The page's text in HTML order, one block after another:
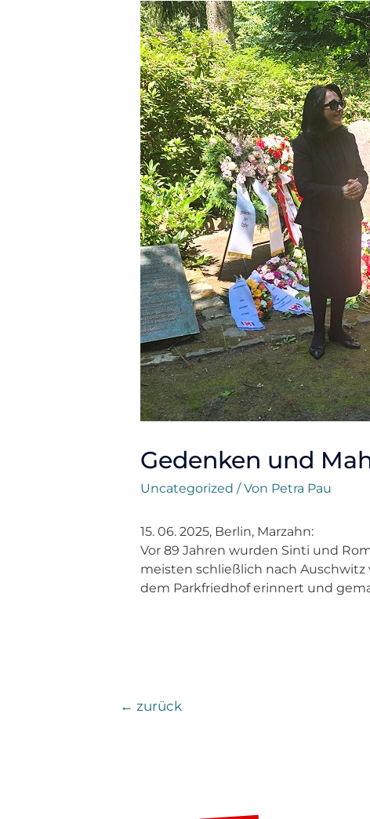
Gedenken und
Uncategorized / Von Petra Pau
15. 06. 2025, Berlin, Marzahn:
Vor 89 Jahren wurden Sinti und
meisten schließlich nach
dem Parkfriedhof erinnert und
← zurück